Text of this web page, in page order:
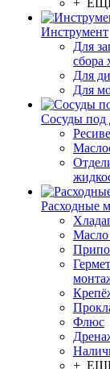
+
Инструмент
Для
сбора
Для
Для
Сосуды под
Расходные
Масло
Флюс
+